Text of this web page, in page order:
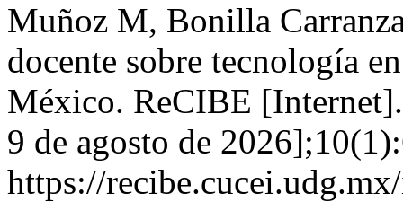
Muñoz M, Bonilla
docente sobre tecnología
México. ReCIBE
9 de agosto de
https://